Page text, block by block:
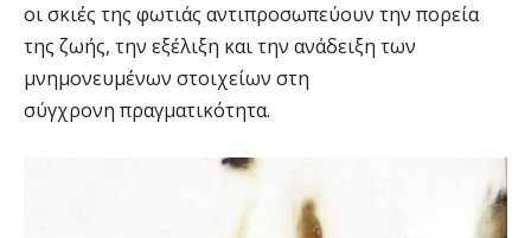
οι σκιές της φωτιάς αντιπροσωπεύουν την πορεία
της ζωής, την εξέλιξη και την ανάδειξη των
μνημονευμένων στοιχείων στη
σύγχρονη πραγματικότητα.